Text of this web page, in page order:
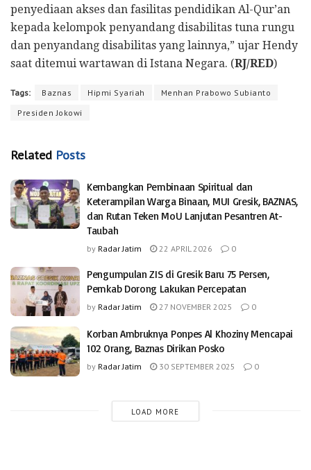
penyediaan akses dan fasilitas pendidikan Al-Qur’an
kepada kelompok penyandang disabilitas tuna rungu
dan penyandang disabilitas yang lainnya,” ujar Hendy
saat ditemui wartawan di Istana Negara. (RJ/RED)
Tags: Baznas Hipmi Syariah
Menhan Prabowo Subianto
Presiden Jokowi
Related Posts
Kembangkan Pembinaan Spiritual dan
Keterampilan Warga Binaan, MUI Gresik, BAZNAS,
dan Rutan Teken MoU Lanjutan Pesantren At-
Taubah
by Radar Jatim 22 APRIL 2026 0
Pengumpulan ZIS di Gresik Baru 75 Persen,
Pemkab Dorong Lakukan Percepatan
by Radar Jatim 27 NOVEMBER 2025 0
Korban Ambruknya Ponpes Al Khoziny Mencapai
102 Orang, Baznas Dirikan Posko
by Radar Jatim 30 SEPTEMBER 2025 0
LOAD MORE